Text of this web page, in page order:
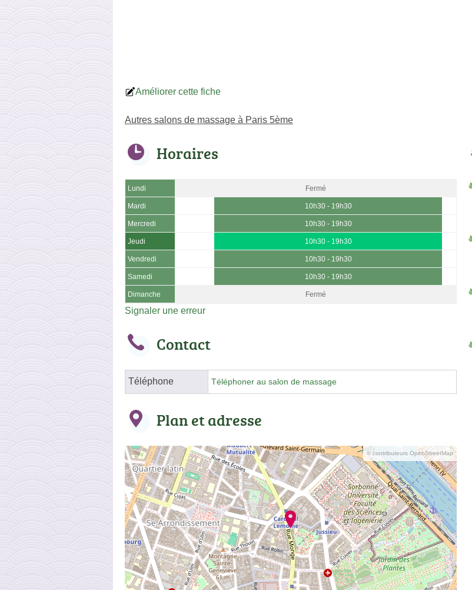
Améliorer cette fiche
Autres salons de massage à Paris 5ème
Horaires
Lundi Fermé
Mardi 10h30 - 19h30
Mercredi 10h30 - 19h30
Jeudi 10h30 - 19h30
Vendredi 10h30 - 19h30
Samedi 10h30 - 19h30
Dimanche Fermé
Signaler une erreur
Contact
Téléphone Téléphoner au salon de massage
Plan et adresse
© contributeurs OpenStreetMap